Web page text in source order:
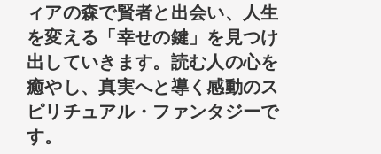
ィアの森で賢者と出会い、人生
を変える「幸せの鍵」を見つけ
出していきます。読む人の心を
癒やし、真実へと導く感動のス
ピリチュアル・ファンタジーで
す。